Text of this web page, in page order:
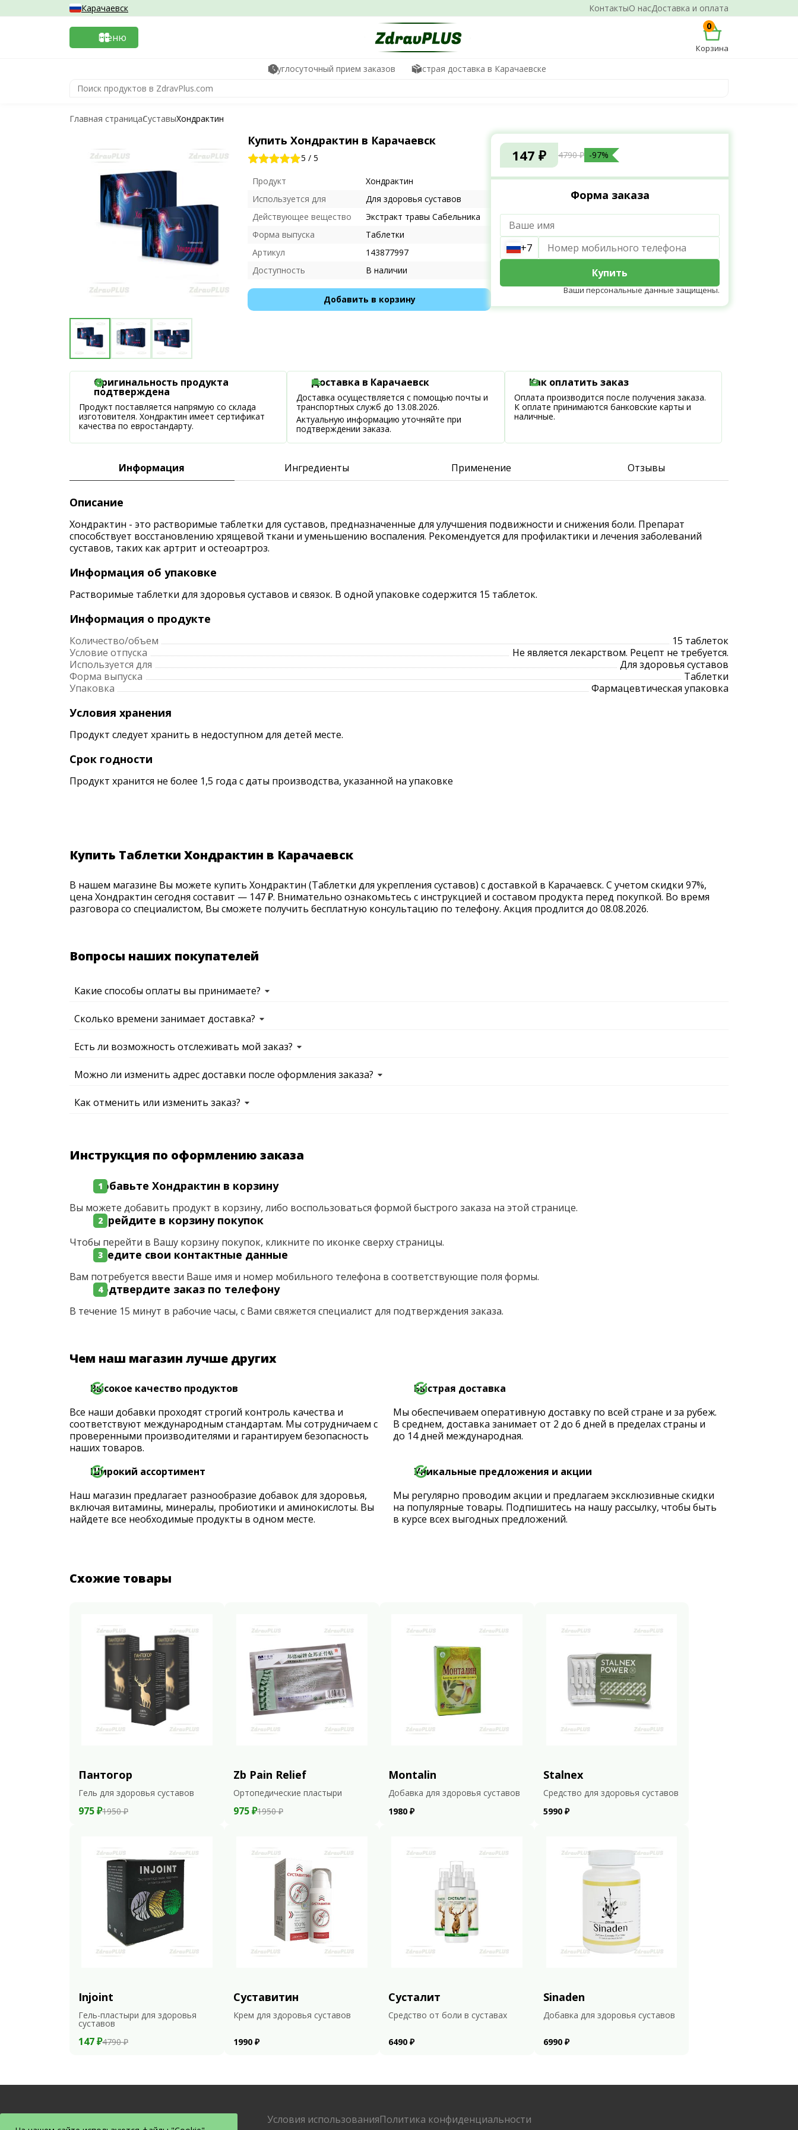
КонтактыО насДоставка и оплата
Карачаевск
Меню
0
Корзина
Круглосуточный прием заказов Быстрая доставка в Карачаевске
Главная страницаСуставыХондрактин
Купить Хондрактин в Карачаевск
5 / 5
Продукт
Хондрактин
Используется для
Для здоровья суставов
Действующее вещество
Экстракт травы Сабельника
Форма выпуска
Таблетки
Артикул
143877997
Доступность
В наличии
Добавить в корзину
147 ₽ 4790 ₽ -97%
Форма заказа
+7
Купить
Ваши персональные данные защищены.
Оригинальность продукта
подтверждена
Продукт поставляется напрямую со склада
изготовителя. Хондрактин имеет сертификат
качества по евростандарту.
Доставка в Карачаевск
Доставка осуществляется с помощью почты и
транспортных служб до 13.08.2026.
Актуальную информацию уточняйте при
подтверждении заказа.
Как оплатить заказ
Оплата производится после получения заказа.
К оплате принимаются банковские карты и
наличные.
Информация Ингредиенты Применение Отзывы
Описание
Хондрактин - это растворимые таблетки для суставов, предназначенные для улучшения подвижности и снижения боли. Препарат
способствует восстановлению хрящевой ткани и уменьшению воспаления. Рекомендуется для профилактики и лечения заболеваний
суставов, таких как артрит и остеоартроз.
Информация об упаковке
Растворимые таблетки для здоровья суставов и связок. В одной упаковке содержится 15 таблеток.
Информация о продукте
Количество/объем
15 таблеток
Условие отпуска
Не является лекарством. Рецепт не требуется.
Используется для
Для здоровья суставов
Форма выпуска
Таблетки
Упаковка
Фармацевтическая упаковка
Условия хранения
Продукт следует хранить в недоступном для детей месте.
Срок годности
Продукт хранится не более 1,5 года с даты производства, указанной на упаковке
Купить Таблетки Хондрактин в Карачаевск
В нашем магазине Вы можете купить Хондрактин (Таблетки для укрепления суставов) с доставкой в Карачаевск. С учетом скидки 97%,
цена Хондрактин сегодня составит — 147 ₽. Внимательно ознакомьтесь с инструкцией и составом продукта перед покупкой. Во время
разговора со специалистом, Вы сможете получить бесплатную консультацию по телефону. Акция продлится до 08.08.2026.
Вопросы наших покупателей
Какие способы оплаты вы принимаете?
Сколько времени занимает доставка?
Есть ли возможность отслеживать мой заказ?
Можно ли изменить адрес доставки после оформления заказа?
Как отменить или изменить заказ?
Инструкция по оформлению заказа
Добавьте Хондрактин в корзину
Вы можете добавить продукт в корзину, либо воспользоваться формой быстрого заказа на этой странице.
Перейдите в корзину покупок
Чтобы перейти в Вашу корзину покупок, кликните по иконке сверху страницы.
Введите свои контактные данные
Вам потребуется ввести Ваше имя и номер мобильного телефона в соответствующие поля формы.
Подтвердите заказ по телефону
В течение 15 минут в рабочие часы, с Вами свяжется специалист для подтверждения заказа.
Чем наш магазин лучше других
Высокое качество продуктов
Все наши добавки проходят строгий контроль качества и
соответствуют международным стандартам. Мы сотрудничаем с
проверенными производителями и гарантируем безопасность
наших товаров.
Быстрая доставка
Мы обеспечиваем оперативную доставку по всей стране и за рубеж.
В среднем, доставка занимает от 2 до 6 дней в пределах страны и
до 14 дней международная.
Широкий ассортимент
Наш магазин предлагает разнообразие добавок для здоровья,
включая витамины, минералы, пробиотики и аминокислоты. Вы
найдете все необходимые продукты в одном месте.
Уникальные предложения и акции
Мы регулярно проводим акции и предлагаем эксклюзивные скидки
на популярные товары. Подпишитесь на нашу рассылку, чтобы быть
в курсе всех выгодных предложений.
Схожие товары
Пантогор
Гель для здоровья суставов
975 ₽1950 ₽
Zb Pain Relief
Ортопедические пластыри
975 ₽1950 ₽
Montalin
Добавка для здоровья суставов
1980 ₽
Stalnex
Средство для здоровья суставов
5990 ₽
Injoint
Гель-пластыри для здоровья
суставов
147 ₽4790 ₽
Суставитин
Крем для здоровья суставов
1990 ₽
Сусталит
Средство от боли в суставах
6490 ₽
Sinaden
Добавка для здоровья суставов
6990 ₽
Условия использованияПолитика конфиденциальности